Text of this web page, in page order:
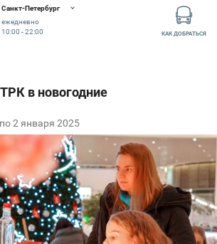
Санкт-Петербург
ежедневно
10:00 - 22:00
КАК ДОБРАТЬСЯ
2 января 2025